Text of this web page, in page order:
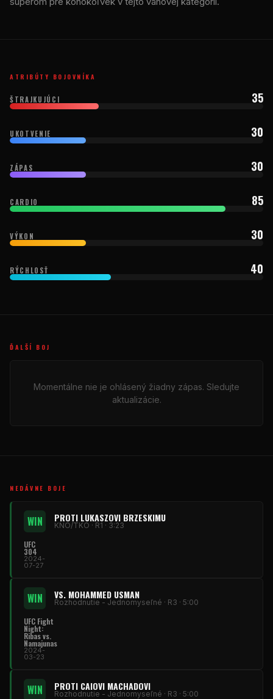
ATRIBÚTY BOJOVNÍKA
ŠTRAJKUJÚCI 35
UKOTVENIE 30
ZÁPAS 30
CARDIO 85
VÝKON 30
RÝCHLOSŤ 40
ĎALŠÍ BOJ
Momentálne nie je ohlásený žiadny zápas. Sledujte
aktualizácie.
NEDÁVNE BOJE
WIN PROTI LUKASZOVI BRZESKIMU
KNO/TKO · R1 · 3:23
UFC
304
2024-
07-27
WIN VS. MOHAMMED USMAN
Rozhodnutie - Jednomyseľné · R3 · 5:00
UFC Fight
Night:
Ribas vs.
Namajunas
2024-
03-23
WIN PROTI CAIOVI MACHADOVI
Rozhodnutie - Jednomyseľné · R3 · 5:00